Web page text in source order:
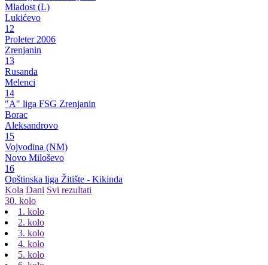
Mladost (L)
Lukićevo
12
Proleter 2006
Zrenjanin
13
Rusanda
Melenci
14
"A" liga FSG Zrenjanin
Borac
Aleksandrovo
15
Vojvodina (NM)
Novo Miloševo
16
Opštinska liga Žitište - Kikinda
Kola Dani Svi rezultati
30. kolo
1. kolo
2. kolo
3. kolo
4. kolo
5. kolo